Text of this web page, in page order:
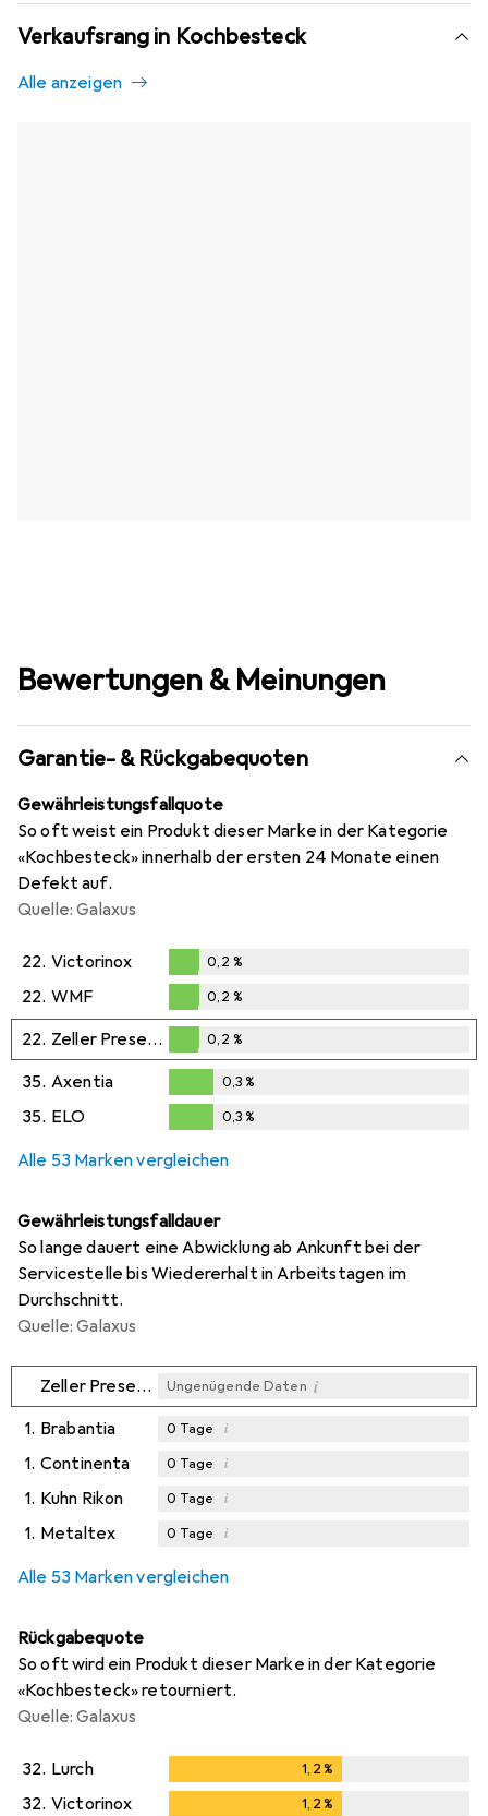
Verkaufsrang in Kochbesteck
Alle anzeigen
Bewertungen & Meinungen
Garantie- & Rückgabequoten
Gewährleistungsfallquote
So oft weist ein Produkt dieser Marke in der Kategorie
«Kochbesteck» innerhalb der ersten 24 Monate einen
Defekt auf.
Quelle: Galaxus
22. Victorinox
0,2%
0,2 %
22. WMF
0,2%
0,2 %
22. Zeller Present
0,2%
0,2 %
35. Axentia
0,3%
0,3%
35. ELO 0,3%
Alle 53 Marken vergleichen
Gewährleistungsfalldauer
So lange dauert eine Abwicklung ab Ankunft bei der
Servicestelle bis Wiedererhalt in Arbeitstagen im
Durchschnitt.
Quelle: Galaxus
Zeller Present Ungenügende Daten i
1. Brabantia 0 Tage i
1. Continenta 0 Tage i
1. Kuhn Rikon 0 Tage i
1. Metaltex 0 Tage i
Alle 53 Marken vergleichen
Rückgabequote
So oft wird ein Produkt dieser Marke in der Kategorie
«Kochbesteck» retourniert.
Quelle: Galaxus
32. Lurch 1,2%
32. Victorinox 1,2%